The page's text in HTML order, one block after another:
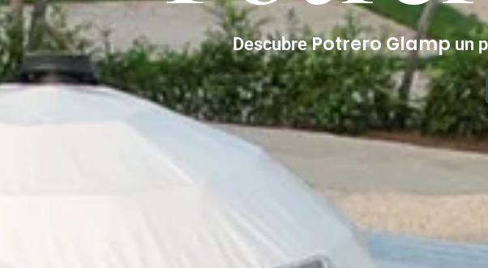
DescubrePotrero Glamp un